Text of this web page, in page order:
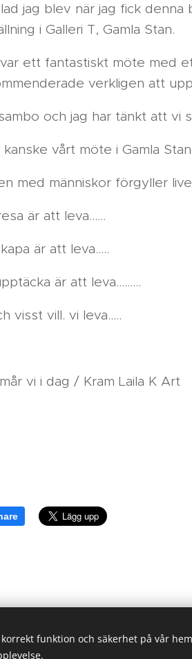
jag blev när jag fick
i Galleri T, Gamla Stan.
ett fantastiskt möte med
verkligen att
och jag har tänkt att vi
kanske vårt möte i Gamla
med människor förgyller
är att leva......
är att leva.....
är att leva.........
visst vill. vi leva.....
vi i dag / Kram Laila K Art
funktion och säkerhet på vår